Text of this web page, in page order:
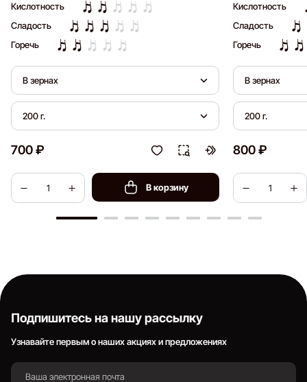
Кислотность
Сладость
Горечь
В зернах
200 г.
700 ₽
В корзину
Кислотность
Сладость
Горечь
В зернах
200 г.
800 ₽
Подпишитесь на нашу рассылку
Узнавайте первым о наших акциях и предложениях